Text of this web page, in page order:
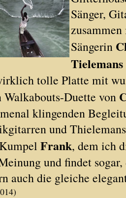
Sänger,
Sängerin
Tielemans
tolle Platte mit
Walkabouts-Duette von
klingenden
und
Frank, dem ich
und findet
auch die gleiche